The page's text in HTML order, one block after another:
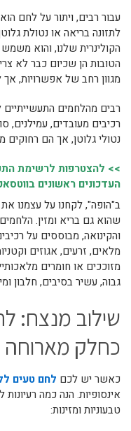
עבור רבים, ויתור על לחם
לתזונה בריאה או נטולת
הקולינרית שלנו, והוא
הטובות הן שכיום כבר לא
מגוון רחב של אפשרויות, אך
רבים מהלחמים
רכיבים מעובדים, עמילנים,
נטולי גלוטן, אך הם רחוקים
>> להצטרפות לרשימת
העדכונים ראשונים
ב"הופה", לקחנו על עצמנו
שהוא גם בריא ומזין.
והקינואה, מבוססים על
מלאים, זרעים, אגוזים
מזוככים או חומרים
גבוה, עשיר בסיבים, חלבון
שילוב מנצח:
כחלק מארוחה
כאשר יש לכם לחם טעים
אינסופיות. הנה כמה
טבעוניות ומזינות: